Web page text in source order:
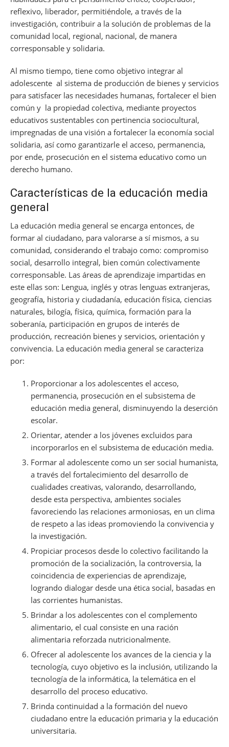
reflexivo, liberador, permitiéndole, a través de la
investigación, contribuir a la solución de problemas de la
comunidad local, regional, nacional, de manera
corresponsable y solidaria.
Al mismo tiempo, tiene como objetivo integrar al
adolescente al sistema de producción de bienes y servicios
para satisfacer las necesidades humanas, fortalecer el bien
común y la propiedad colectiva, mediante proyectos
educativos sustentables con pertinencia sociocultural,
impregnadas de una visión a fortalecer la economía social
solidaria, así como garantizarle el acceso, permanencia,
por ende, prosecución en el sistema educativo como un
derecho humano.
Características de la educación media
general
La educación media general se encarga entonces, de
formar al ciudadano, para valorarse a sí mismos, a su
comunidad, considerando el trabajo como: compromiso
social, desarrollo integral, bien común colectivamente
corresponsable. Las áreas de aprendizaje impartidas en
este ellas son: Lengua, inglés y otras lenguas extranjeras,
geografía, historia y ciudadanía, educación física, ciencias
naturales, bilogía, física, química, formación para la
soberanía, participación en grupos de interés de
producción, recreación bienes y servicios, orientación y
convivencia. La educación media general se caracteriza
por:
Proporcionar a los adolescentes el acceso,
permanencia, prosecución en el subsistema de
educación media general, disminuyendo la deserción
escolar.
Orientar, atender a los jóvenes excluidos para
incorporarlos en el subsistema de educación media.
Formar al adolescente como un ser social humanista,
a través del fortalecimiento del desarrollo de
cualidades creativas, valorando, desarrollando,
desde esta perspectiva, ambientes sociales
favoreciendo las relaciones armoniosas, en un clima
de respeto a las ideas promoviendo la convivencia y
la investigación.
Propiciar procesos desde lo colectivo facilitando la
promoción de la socialización, la controversia, la
coincidencia de experiencias de aprendizaje,
logrando dialogar desde una ética social, basadas en
las corrientes humanistas.
Brindar a los adolescentes con el complemento
alimentario, el cual consiste en una ración
alimentaria reforzada nutricionalmente.
Ofrecer al adolescente los avances de la ciencia y la
tecnología, cuyo objetivo es la inclusión, utilizando la
tecnología de la informática, la telemática en el
desarrollo del proceso educativo.
Brinda continuidad a la formación del nuevo
ciudadano entre la educación primaria y la educación
universitaria.